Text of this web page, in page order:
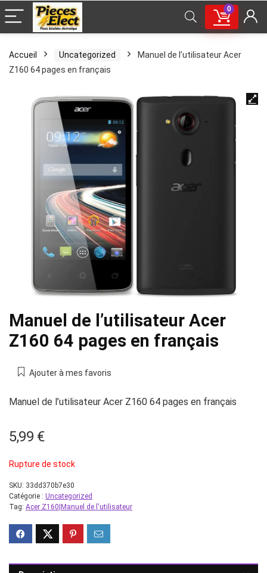
0
Accueil Uncategorized
Manuel de l’utilisateur Acer
Z160 64 pages en français
Manuel de l’utilisateur Acer
Z160 64 pages en français
Ajouter à mes favoris
Manuel de l’utilisateur Acer Z160 64 pages en français
5,99 €
Rupture de stock
SKU: 33dd370b7e30
Catégorie : Uncategorized
Tag: Acer Z160|Manuel de l'utilisateur